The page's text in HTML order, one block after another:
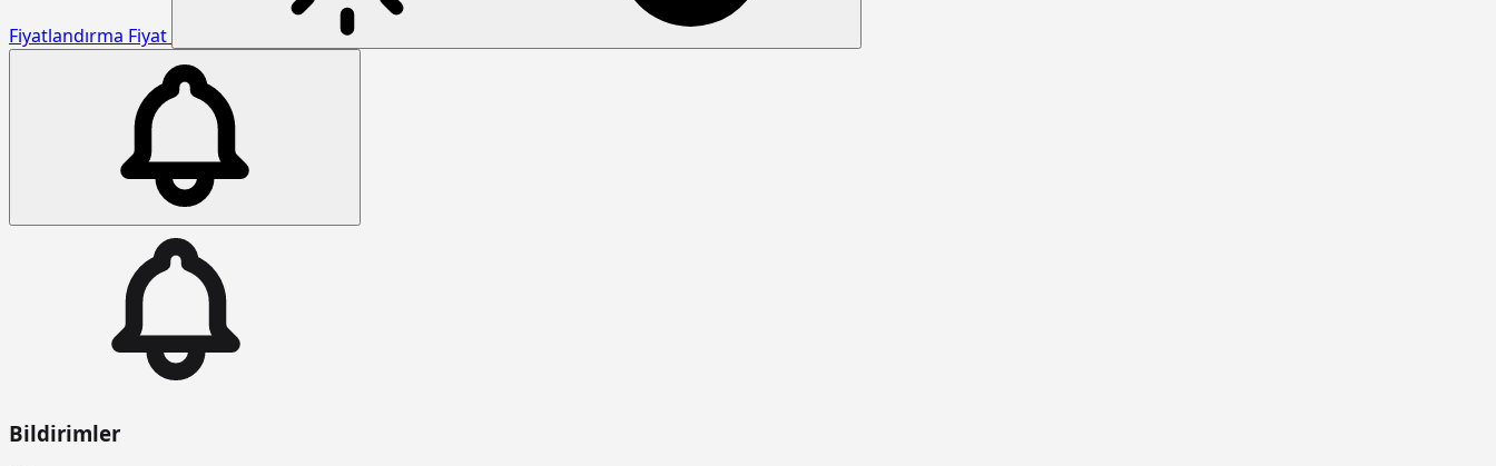
Fiyatlandırma Fiyat
Bildirimler